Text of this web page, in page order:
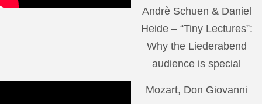
Andrè Schuen & Daniel
Heide – “Tiny Lectures”:
Why the Liederabend
audience is special
Mozart, Don Giovanni